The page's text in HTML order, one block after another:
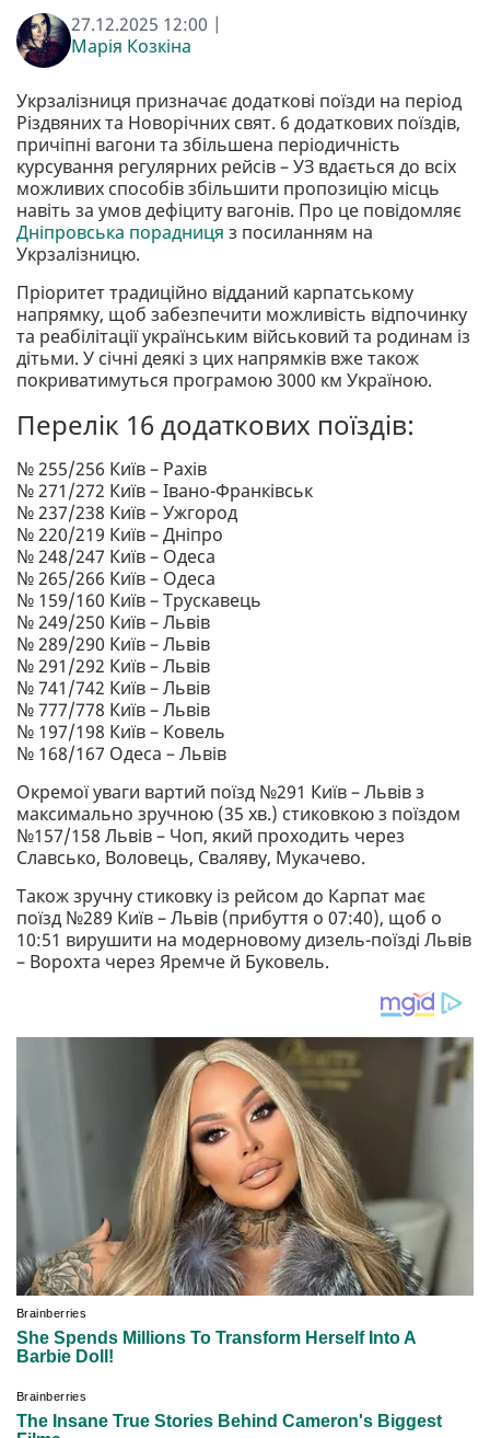
27.12.2025 12:00 |
Марія Козкіна
Укрзалізниця призначає додаткові поїзди на період
Різдвяних та Новорічних свят. 6 додаткових поїздів,
причіпні вагони та збільшена періодичність
курсування регулярних рейсів – УЗ вдається до всіх
можливих способів збільшити пропозицію місць
навіть за умов дефіциту вагонів. Про це повідомляє
Дніпровська порадниця з посиланням на
Укрзалізницю.
Пріоритет традиційно відданий карпатському
напрямку, щоб забезпечити можливість відпочинку
та реабілітації українським військовий та родинам із
дітьми. У січні деякі з цих напрямків вже також
покриватимуться програмою 3000 км Україною.
Перелік 16 додаткових поїздів:
№ 255/256 Київ – Рахів
№ 271/272 Київ – Івано-Франківськ
№ 237/238 Київ – Ужгород
№ 220/219 Київ – Дніпро
№ 248/247 Київ – Одеса
№ 265/266 Київ – Одеса
№ 159/160 Київ – Трускавець
№ 249/250 Київ – Львів
№ 289/290 Київ – Львів
№ 291/292 Київ – Львів
№ 741/742 Київ – Львів
№ 777/778 Київ – Львів
№ 197/198 Київ – Ковель
№ 168/167 Одеса – Львів
Окремої уваги вартий поїзд №291 Київ – Львів з
максимально зручною (35 хв.) стиковкою з поїздом
№157/158 Львів – Чоп, який проходить через
Славсько, Воловець, Сваляву, Мукачево.
Також зручну стиковку із рейсом до Карпат має
поїзд №289 Київ – Львів (прибуття о 07:40), щоб о
10:51 вирушити на модерновому дизель-поїзді Львів
– Ворохта через Яремче й Буковель.